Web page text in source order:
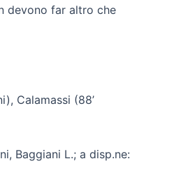
devono far altro che
Calamassi (88’
Baggiani L.; a disp.ne: